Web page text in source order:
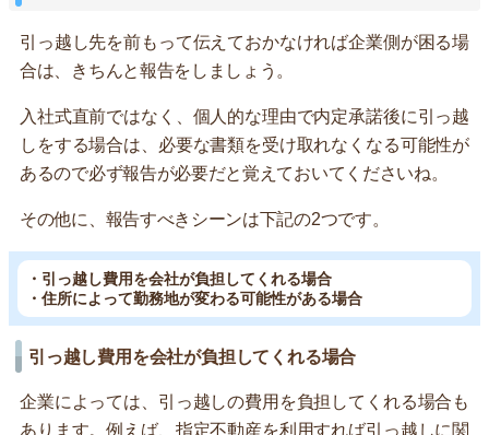
引っ越し先を前もって伝えておかなければ企業側が困る場
合は、きちんと報告をしましょう。
入社式直前ではなく、個人的な理由で内定承諾後に引っ越
しをする場合は、必要な書類を受け取れなくなる可能性が
あるので必ず報告が必要だと覚えておいてくださいね。
その他に、報告すべきシーンは下記の2つです。
・引っ越し費用を会社が負担してくれる場合
・住所によって勤務地が変わる可能性がある場合
引っ越し費用を会社が負担してくれる場合
企業によっては、引っ越しの費用を負担してくれる場合も
あります。例えば、指定不動産を利用すれば引っ越しに関